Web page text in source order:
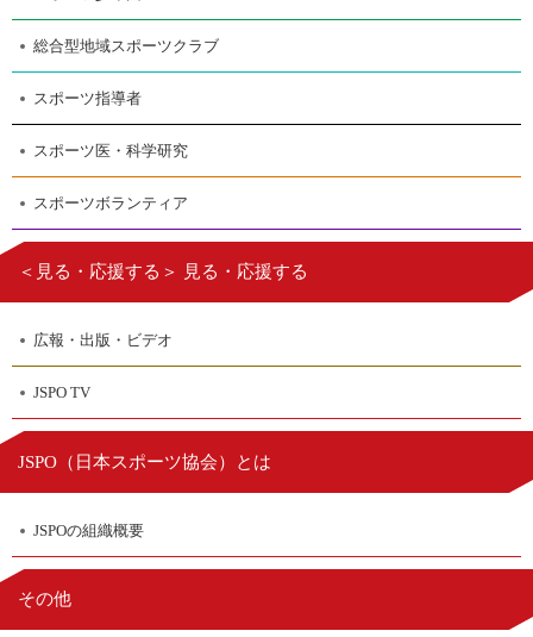
総合型地域スポーツクラブ
スポーツ指導者
スポーツ医・科学研究
スポーツボランティア
＜見る・応援する＞ 見る・応援する
広報・出版・ビデオ
JSPO TV
JSPO（ 日本スポーツ協会）とは
JSPOの組織概要
その他